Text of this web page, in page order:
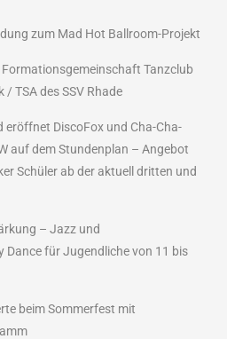
zum Mad Hot Ballroom-Projekt
Tanzclub
/ TSA des SSV Rhade
DiscoFox und Cha-Cha-
auf dem Stundenplan – Angebot
Schüler ab der aktuell dritten und
– Jazz und
für Jugendliche von 11 bis
beim Sommerfest mit